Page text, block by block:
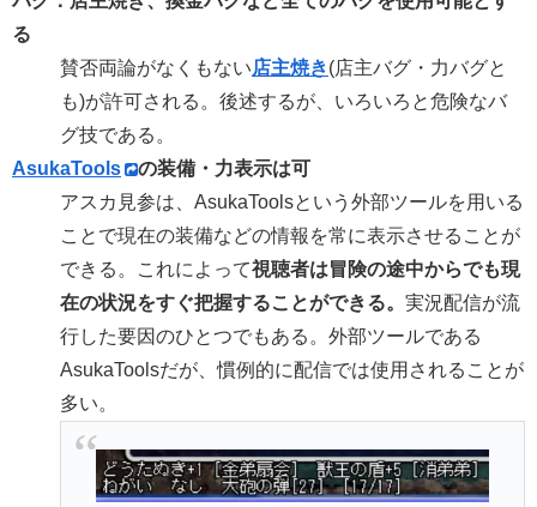
る
賛否両論がなくもない店主焼き(店主バグ・力バグと
も)が許可される。後述するが、いろいろと危険なバ
グ技である。
AsukaTools
の装備・力表示は可
アスカ見参は、AsukaToolsという外部ツールを用いる
ことで現在の装備などの情報を常に表示させることが
できる。これによって視聴者は冒険の途中からでも現
在の状況をすぐ把握することができる。 実況配信が流
行した要因のひとつでもある。外部ツールである
AsukaToolsだが、慣例的に配信では使用されることが
多い。